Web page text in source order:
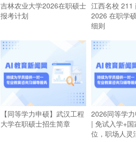
吉林农业大学2026在职硕士
报考计划
江西名校 211
2026 在职学
细则
【同等学力申硕】武汉工程
大学在职硕士招生简章
2026同等学
| 免试入学+
位，职场人灵